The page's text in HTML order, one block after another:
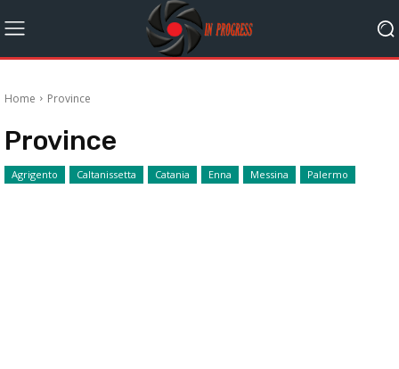
Home Province
Province
Agrigento Caltanissetta Catania Enna Messina Palermo